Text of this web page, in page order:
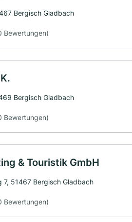
Bergisch Gladbach
Bewertungen)
Bergisch Gladbach
Bewertungen)
& Touristik GmbH
7, 51467 Bergisch Gladbach
Bewertungen)